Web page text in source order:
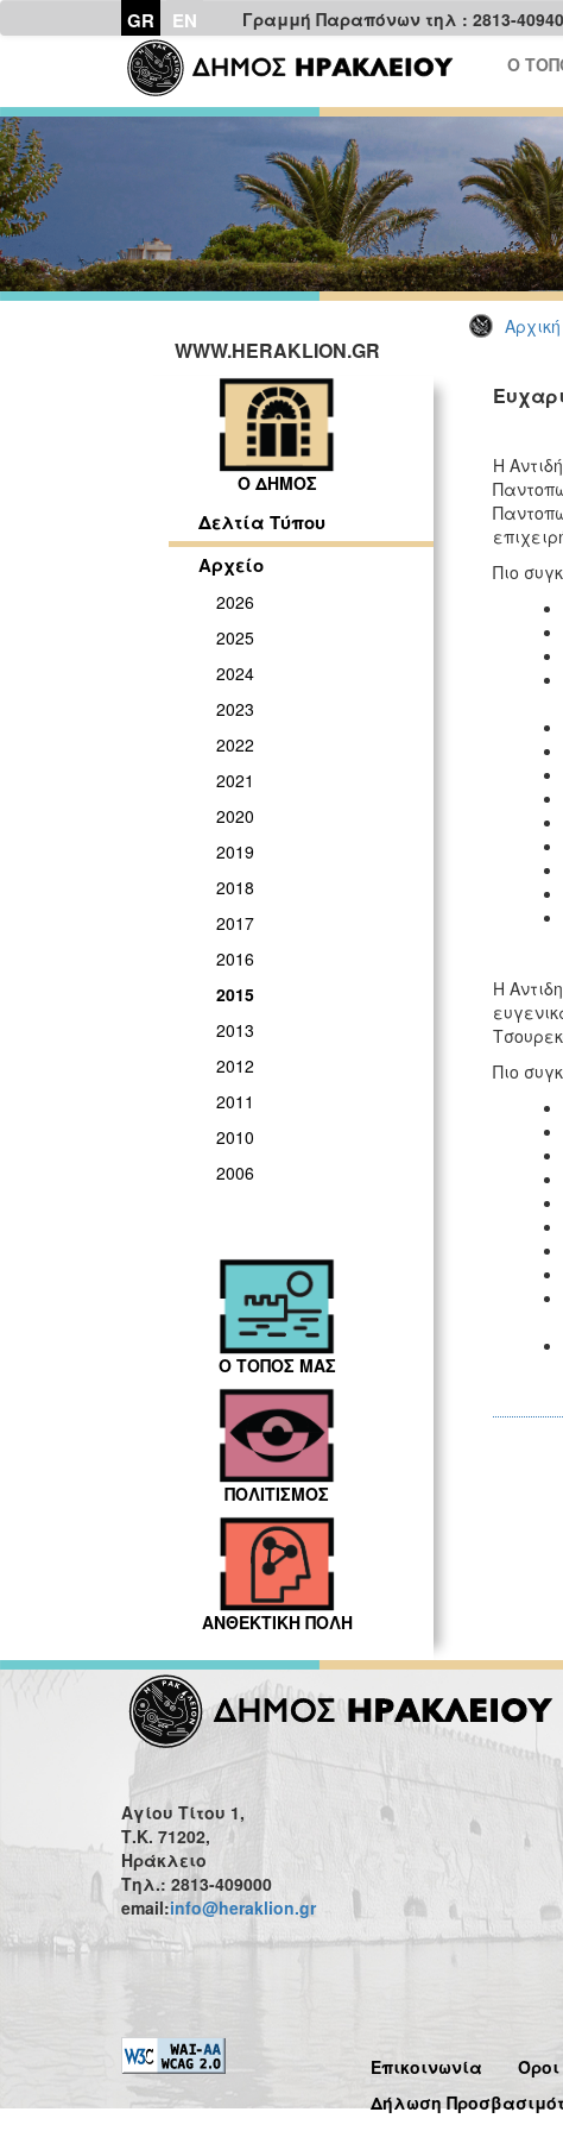
GR EN Γραμμή Παραπόνων τηλ : 2813-
Ο
Αρχική
WWW.HERAKLION.GR
Ο ΔΗΜΟΣ
Δελτία Τύπου
Αρχείο
2026
2025
2024
2023
2022
2021
2020
2019
2018
2017
2016
2015
2013
2012
2011
2010
2006
Ο ΤΟΠΟΣ ΜΑΣ
ΠΟΛΙΤΙΣΜΟΣ
ΑΝΘΕΚΤΙΚΗ ΠΟΛΗ
Η
Πιο
Η
Πιο
Αγίου Τίτου 1,
Τ.Κ. 71202,
Ηράκλειο
Τηλ.: 2813-409000
email:info@heraklion.gr
Επικοινωνία
Δήλωση